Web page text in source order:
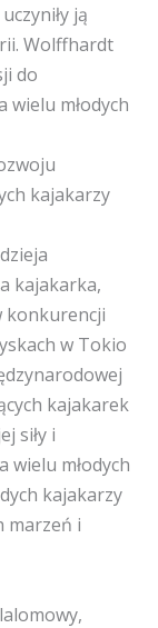
ją
Wolffhardt
do
wielu młodych
kajakarzy
kajakarka,
konkurencji
w Tokio
kajakarek
siły i
wielu młodych
kajakarzy
marzeń i